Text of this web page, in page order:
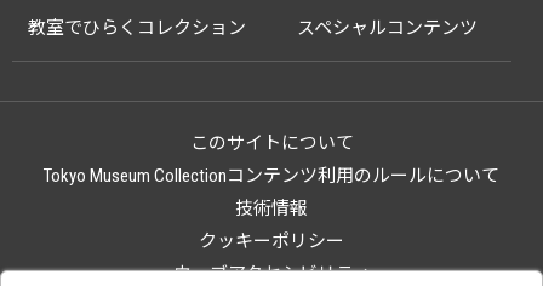
教室でひらくコレクション スペシャルコンテンツ
このサイトについて
Tokyo Museum Collectionコンテンツ利用のルールについて
技術情報
クッキーポリシー
ウェブアクセシビリティ